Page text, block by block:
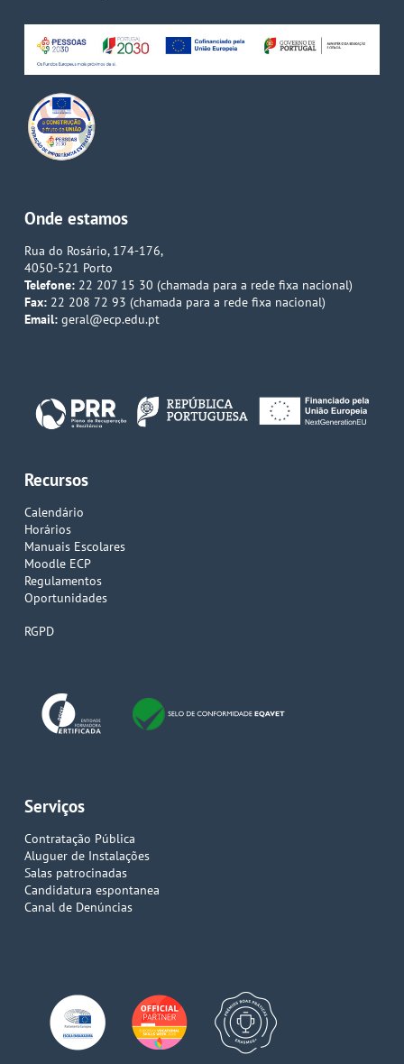
Onde estamos
Rua do Rosário, 174-176,
4050-521 Porto
Telefone:22 207 15 30 (chamada para a rede fixa nacional)
Fax:22 208 72 93 (chamada para a rede fixa nacional)
Email: geral@ecp.edu.pt
Recursos
Calendário
Horários
Manuais Escolares
Moodle ECP
Regulamentos
Oportunidades
RGPD
Serviços
Contratação Pública
Aluguer de Instalações
Salas patrocinadas
Candidatura espontanea
Canal de Denúncias